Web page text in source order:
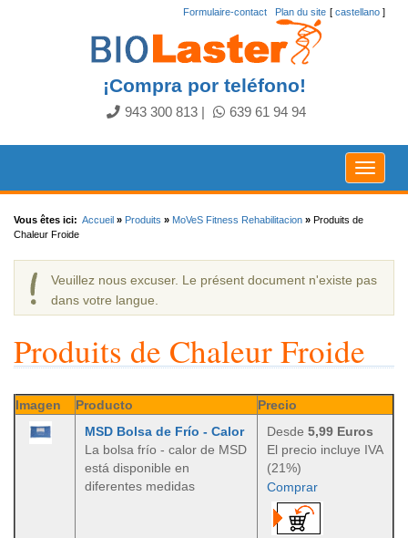
[ castellano ]
Formulaire-contact Plan du site
¡Compra por teléfono!
943 300 813 639 61 94 94
Toggle
Vous êtes ici: Accueil » Produits » MoVeS Fitness Rehabilitacion » Produits de
Chaleur Froide
Veuillez nous excuser. Le présent document n'existe pas
dans votre langue.
Produits de Chaleur Froide
Imagen Producto
Precio
MSD Bolsa de Frío - Calor
La bolsa frío - calor de MSD
está disponible en
diferentes medidas
Desde 5,99 Euros
El precio incluye IVA
(21%)
Comprar